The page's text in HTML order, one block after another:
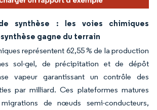
synthèse : les voies chimiques
gagne du terrain
représentent 62,55 % de la production
sol-gel, de précipitation et de dépôt
vapeur garantissant un contrôle des
par milliard. Ces plateformes matures
de nœuds semi-conducteurs,